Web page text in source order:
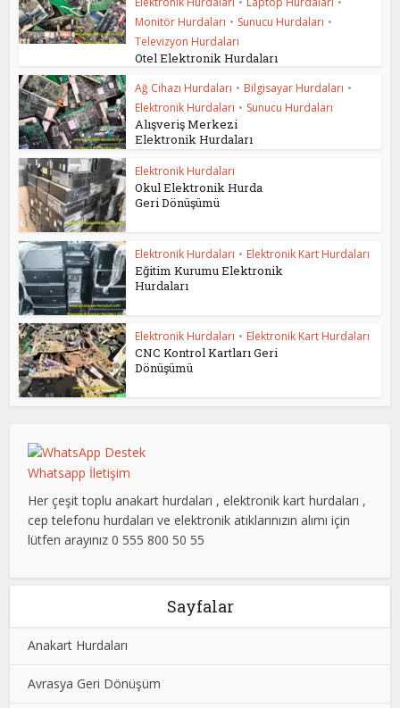
Monitör Hurdaları • Sunucu Hurdaları •
Televizyon Hurdaları
Otel Elektronik Hurdaları
Ağ Cihazı Hurdaları • Bilgisayar Hurdaları •
Elektronik Hurdaları • Sunucu Hurdaları
Alışveriş Merkezi
Elektronik Hurdaları
Elektronik Hurdaları
Okul Elektronik Hurda
Geri Dönüşümü
Elektronik Hurdaları • Elektronik Kart Hurdaları
Eğitim Kurumu Elektronik
Hurdaları
Elektronik Hurdaları • Elektronik Kart Hurdaları
CNC Kontrol Kartları Geri
Dönüşümü
Whatsapp İletişim
Her çeşit toplu anakart hurdaları , elektronik kart hurdaları ,
cep telefonu hurdaları ve elektronik atıklarınızın alımı için
lütfen arayınız 0 555 800 50 55
Sayfalar
Anakart Hurdaları
Avrasya Geri Dönüşüm